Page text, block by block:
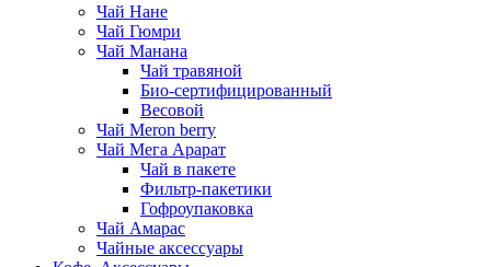
Чай Нане
Чай Гюмри
Чай Манана
Чай травяной
Био-сертифицированный
Весовой
Чай Meron berry
Чай Мега Арарат
Чай в пакете
Фильтр-пакетики
Гофроупаковка
Чай Амарас
Чайные аксессуары